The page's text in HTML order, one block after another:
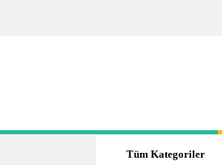
Tüm Kategoriler